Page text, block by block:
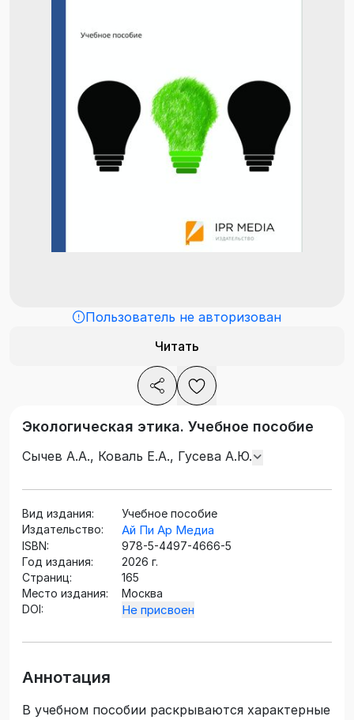
Пользователь не авторизован
Читать
Экологическая этика. Учебное пособие
Сычев А.А., Коваль Е.А., Гусева А.Ю.
Вид издания:
Учебное пособие
Издательство:
Ай Пи Ар Медиа
ISBN:
978-5-4497-4666-5
Год издания:
2026 г.
Страниц:
165
Место издания:
Москва
DOI:
Не присвоен
Аннотация
В учебном пособии раскрываются характерные